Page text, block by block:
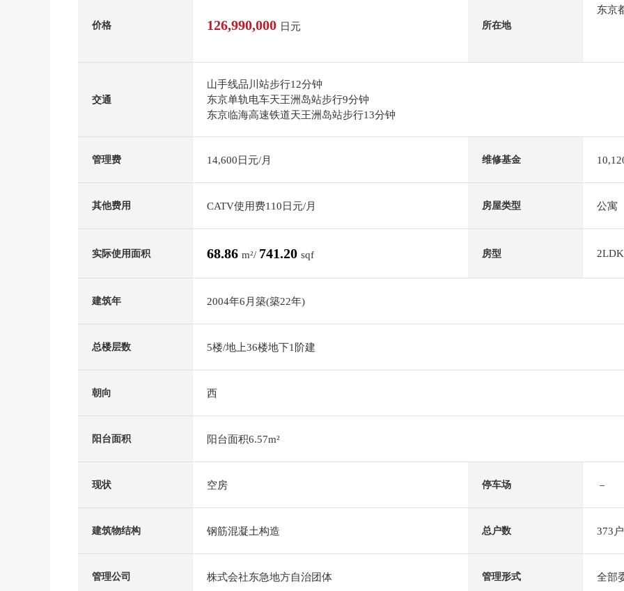
价格 126,990,000 日元 所在地
东京
交通
山手线品川站步行12分钟
东京单轨电车天王洲岛站步行9分钟
东京临海高速铁道天王洲岛站步行13分钟
管理费 14,600日元/月 维修基金
其他费用 CATV使用费110日元/月 房屋类型 公寓
实际使用面积 68.86 m²/ 741.20 sqf 房型 2LDK
建筑年 2004年6月築(築22年)
总楼层数 5楼/地上36楼地下1阶建
朝向 西
阳台面积 阳台面积6.57m²
现状 空房 停车场 －
建筑物结构 钢筋混凝土构造 总户数 373户
管理公司 株式会社东急地方自治团体 管理形式 全部